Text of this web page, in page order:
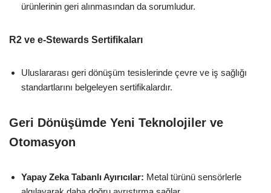
ürünlerinin geri alınmasından da sorumludur.
R2 ve e-Stewards Sertifikaları
Uluslararası geri dönüşüm tesislerinde çevre ve iş sağlığı
standartlarını belgeleyen sertifikalardır.
Geri Dönüşümde Yeni Teknolojiler ve
Otomasyon
Yapay Zeka Tabanlı Ayırıcılar: Metal türünü sensörlerle